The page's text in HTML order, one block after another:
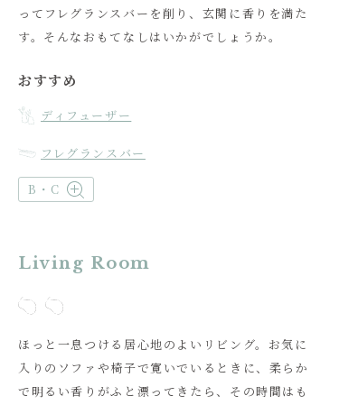
ってフレグランスバーを削り、玄関に香りを満た
す。そんなおもてなしはいかがでしょうか。
おすすめ
ディフューザー
フレグランスバー
B・C
Living Room
ほっと一息つける居心地のよいリビング。お気に
入りのソファや椅子で寛いでいるときに、柔らか
で明るい香りがふと漂ってきたら、その時間はも